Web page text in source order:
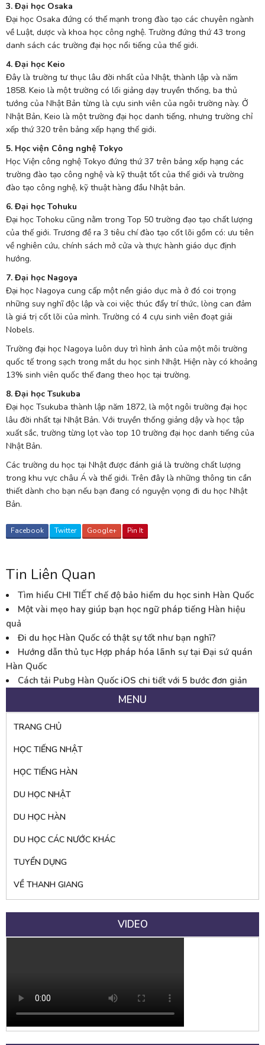
3. Đại học Osaka
Đại học Osaka đứng có thế mạnh trong đào tạo các chuyên ngành
về Luật, dược và khoa học công nghệ. Trường đứng thứ 43 trong
danh sách các trường đại học nổi tiếng của thế giới.
4. Đại học Keio
Đây là trường tư thục lâu đời nhất của Nhật, thành lập và năm
1858. Keio là một trường có lối giảng dạy truyền thống, ba thủ
tướng của Nhật Bản từng là cựu sinh viên của ngôi trường này. Ở
Nhật Bản, Keio là một trường đại học danh tiếng, nhưng trường chỉ
xếp thứ 320 trên bảng xếp hạng thế giới.
5. Học viện Công nghệ Tokyo
Học Viện công nghệ Tokyo đứng thứ 37 trên bảng xếp hạng các
trường đào tạo công nghệ và kỹ thuật tốt của thế giới và trường
đào tạo công nghệ, kỹ thuật hàng đầu Nhật bản.
6. Đại học Tohuku
Đại học Tohoku cũng nằm trong Top 50 trường đạo tạo chất lượng
của thế giới. Trương đề ra 3 tiêu chí đào tạo cốt lõi gồm có: ưu tiên
về nghiên cứu, chính sách mở cửa và thực hành giáo dục định
hướng.
7. Đại học Nagoya
Đại học Nagoya cung cấp một nền giáo dục mà ở đó coi trọng
những suy nghĩ độc lập và coi việc thúc đẩy trí thức, lòng can đảm
là giá trị cốt lõi của mình. Trường có 4 cựu sinh viên đoạt giải
Nobels.
Trường đại học Nagoya luôn duy trì hình ảnh của một môi trường
quốc tế trong sạch trong mắt du học sinh Nhật. Hiện này có khoảng
13% sinh viên quốc thế đang theo học tại trường.
8. Đại học Tsukuba
Đại học Tsukuba thành lập năm 1872, là một ngôi trường đại học
lâu đời nhất tại Nhật Bản. Với truyền thống giảng dậy và học tập
xuất sắc, trường từng lọt vào top 10 trường đại học danh tiếng của
Nhật Bản.
Các trường du học tại Nhật được đánh giá là trường chất lượng
trong khu vực châu Á và thế giới. Trên đây là những thông tin cần
thiết dành cho bạn nếu bạn đang có nguyện vọng đi du học Nhật
Bản.
Facebook Twitter Google+ Pin It
Tin Liên Quan
Tìm hiểu CHI TIẾT chế độ bảo hiểm du học sinh Hàn Quốc
Một vài mẹo hay giúp bạn học ngữ pháp tiếng Hàn hiệu
quả
Đi du học Hàn Quốc có thật sự tốt như bạn nghĩ?
Hướng dẫn thủ tục Hợp pháp hóa lãnh sự tại Đại sứ quán
Hàn Quốc
Cách tải Pubg Hàn Quốc iOS chi tiết với 5 bước đơn giản
MENU
TRANG CHỦ
HỌC TIẾNG NHẬT
HỌC TIẾNG HÀN
DU HỌC NHẬT
DU HỌC HÀN
DU HỌC CÁC NƯỚC KHÁC
TUYỂN DỤNG
VỀ THANH GIANG
VIDEO